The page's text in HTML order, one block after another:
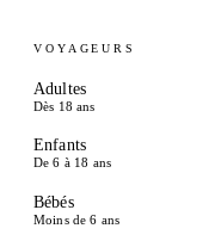
VOYAGEURS
Adultes
Dès 18 ans
Enfants
De 6 à 18 ans
Bébés
Moins de 6 ans